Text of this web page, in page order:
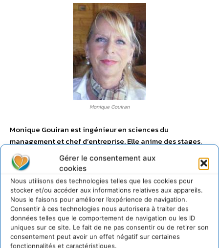
Gérer le consentement aux
cookies
Nous utilisons des technologies telles que les cookies pour
stocker et/ou accéder aux informations relatives aux appareils.
Nous le faisons pour améliorer l’expérience de navigation.
Consentir à ces technologies nous autorisera à traiter des
données telles que le comportement de navigation ou les ID
uniques sur ce site. Le fait de ne pas consentir ou de retirer son
consentement peut avoir un effet négatif sur certaines
fonctionnalités et caractéristiques.
Monique Gouiran
Monique Gouiran est ingénieur en sciences du
management et chef d’entreprise. Elle anime des stages,
des conférences et des séminaires sur les thèmes du
management, de la motivation et de l’identité
professionnelle. Son analyse de vingt ans d’expérience en
France hexagonale, en Corse et aux Antilles françaises, en
milieu économique et social, propose une approche
favorable à la compréhension et à la réussite des enjeux
du XXI° siècle. Monique Gouiran
Consultante au service des entreprises depuis 23 ans